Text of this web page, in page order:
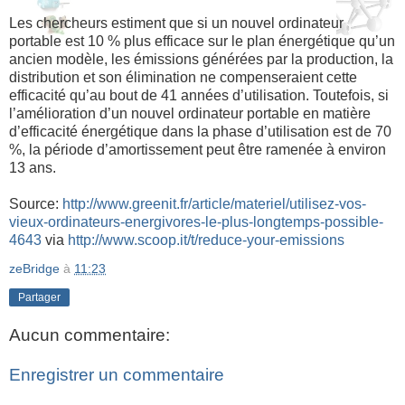
Les chercheurs estiment que si un nouvel ordinateur
portable est 10 % plus efficace sur le plan énergétique qu’un
ancien modèle, les émissions générées par la production, la
distribution et son élimination ne compenseraient cette
efficacité qu’au bout de 41 années d’utilisation. Toutefois, si
l’amélioration d’un nouvel ordinateur portable en matière
d’efficacité énergétique dans la phase d’utilisation est de 70
%, la période d’amortissement peut être ramenée à environ
13 ans.
Source: http://www.greenit.fr/article/materiel/utilisez-vos-
vieux-ordinateurs-energivores-le-plus-longtemps-possible-
4643 via http://www.scoop.it/t/reduce-your-emissions
zeBridge à 11:23
Partager
Aucun commentaire:
Enregistrer un commentaire